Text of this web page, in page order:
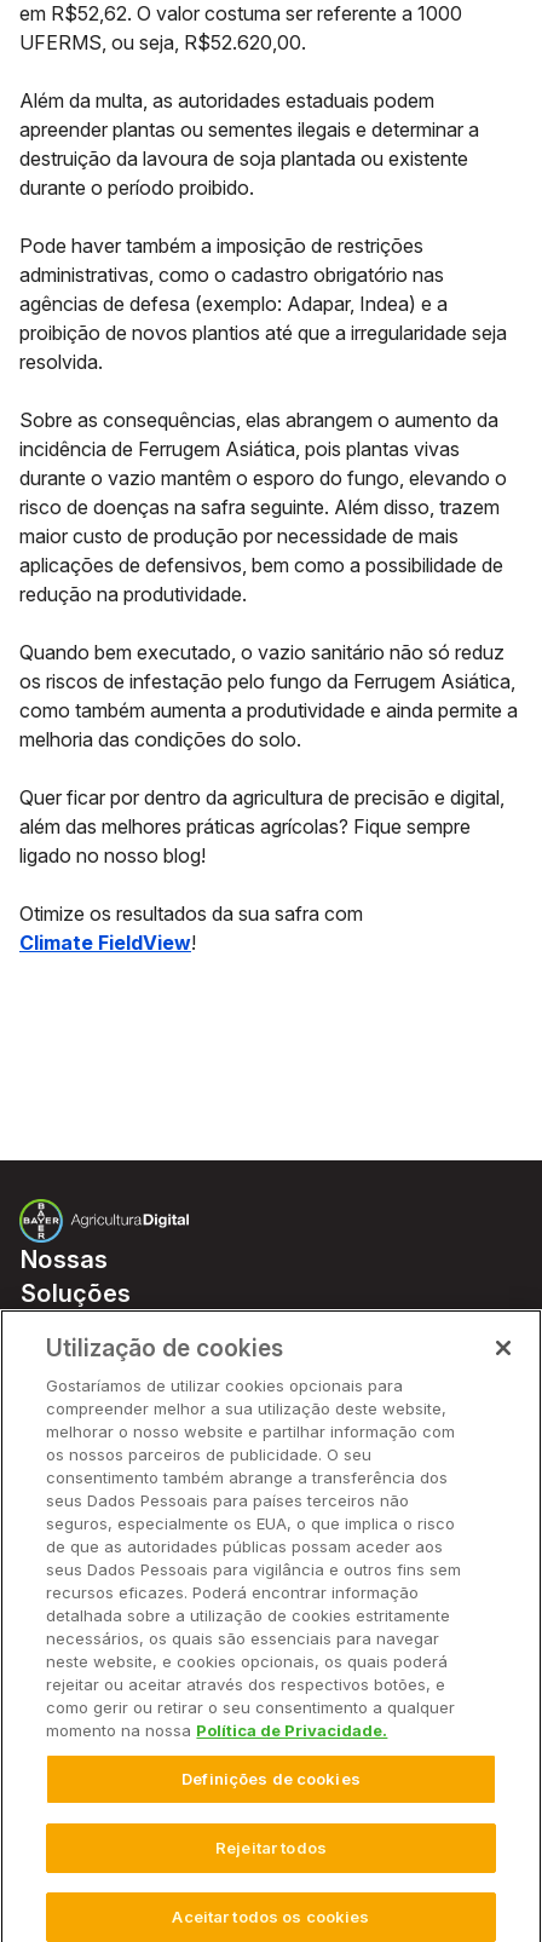
em R$52,62. O valor costuma ser referente a 1000
UFERMS, ou seja, R$52.620,00.
Além da multa, as autoridades estaduais podem
apreender plantas ou sementes ilegais e determinar a
destruição da lavoura de soja plantada ou existente
durante o período proibido.
Pode haver também a imposição de restrições
administrativas, como o cadastro obrigatório nas
agências de defesa (exemplo: Adapar, Indea) e a
proibição de novos plantios até que a irregularidade seja
resolvida.
Sobre as consequências, elas abrangem o aumento da
incidência de Ferrugem Asiática, pois plantas vivas
durante o vazio mantêm o esporo do fungo, elevando o
risco de doenças na safra seguinte. Além disso, trazem
maior custo de produção por necessidade de mais
aplicações de defensivos, bem como a possibilidade de
redução na produtividade.
Quando bem executado, o vazio sanitário não só reduz
os riscos de infestação pelo fungo da Ferrugem Asiática,
como também aumenta a produtividade e ainda permite a
melhoria das condições do solo.
Quer ficar por dentro da agricultura de precisão e digital,
além das melhores práticas agrícolas? Fique sempre
ligado no nosso blog!
Otimize os resultados da sua safra com
Climate FieldView!
Nossas
Soluções
Parceiros
Hardware
Ajuda Rápida
Recursos
Empresa
Contato
© 2025 Climate LLC. Todos os direitos reservados.
Declaração de Privacidade Perguntas e Respostas
Isenção de Responsabilidade
Configurações de Cookies
Utilização de cookies
Gostaríamos de utilizar cookies opcionais para
compreender melhor a sua utilização deste website,
melhorar o nosso website e partilhar informação com
os nossos parceiros de publicidade. O seu
consentimento também abrange a transferência dos
seus Dados Pessoais para países terceiros não
seguros, especialmente os EUA, o que implica o risco
de que as autoridades públicas possam aceder aos
seus Dados Pessoais para vigilância e outros fins sem
recursos eficazes. Poderá encontrar informação
detalhada sobre a utilização de cookies estritamente
necessários, os quais são essenciais para navegar
neste website, e cookies opcionais, os quais poderá
rejeitar ou aceitar através dos respectivos botões, e
como gerir ou retirar o seu consentimento a qualquer
momento na nossa Política de Privacidade.
Definições de cookies
Rejeitar todos
Aceitar todos os cookies